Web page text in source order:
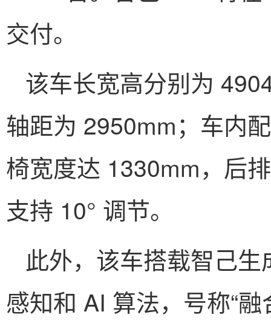
交付。
该车长宽高分别为
轴距为 2950mm；车内
椅宽度达 1330mm，后
支持 10° 调节。
此外，该车搭载智己
感知和 AI 算法，号称“